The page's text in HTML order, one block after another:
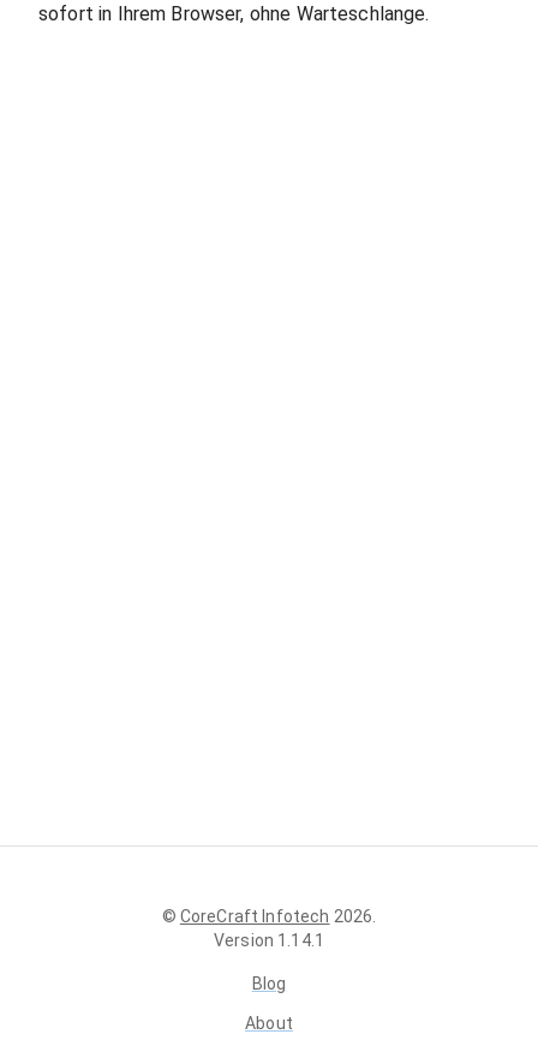
sofort in Ihrem Browser, ohne Warteschlange.
© CoreCraft Infotech 2026
Version 1.14.1
Blog
About